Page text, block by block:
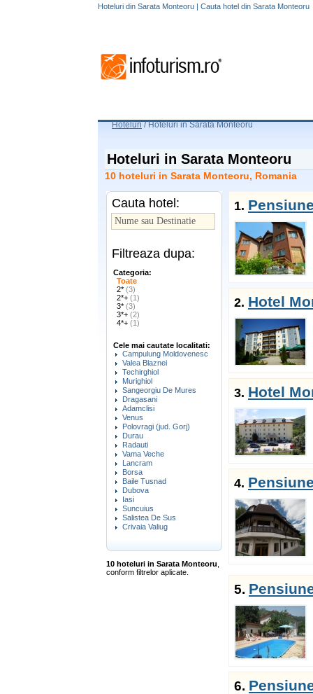
Hoteluri din Sarata Monteoru | Cauta hotel din Sarata Monteoru
Hoteluri /Hoteluri in Sarata Monteoru
Hoteluri in Sarata Monteoru
10 hoteluri in Sarata Monteoru, Romania
Cauta hotel:
Filtreaza dupa:
Categoria:
Toate
2* (3)
2*+ (1)
3* (3)
3*+ (2)
4*+ (1)
Cele mai cautate localitati:
Campulung Moldovenesc
Valea Blaznei
Techirghiol
Murighiol
Sangeorgiu De Mures
Dragasani
Adamclisi
Venus
Polovragi (jud. Gorj)
Durau
Radauti
Vama Veche
Lancram
Borsa
Baile Tusnad
Dubova
Iasi
Suncuius
Salistea De Sus
Crivaia Valiug
10 hoteluri in Sarata Monteoru
conform filtrelor aplicate.
1.
2. Hotel
3. Hotel
4.
5.
6.